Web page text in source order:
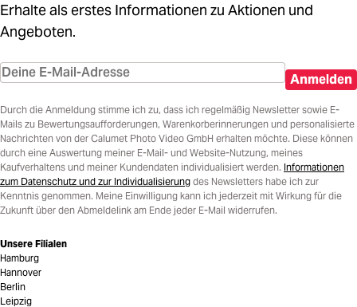
Erhalte als erstes Informationen zu Aktionen und
Angeboten.
Anmelden
Durch die Anmeldung stimme ich zu, dass ich regelmäßig Newsletter sowie E-
Mails zu Bewertungsaufforderungen, Warenkorberinnerungen und personalisierte
Nachrichten von der Calumet Photo Video GmbH erhalten möchte. Diese können
durch eine Auswertung meiner E-Mail- und Website-Nutzung, meines
Kaufverhaltens und meiner Kundendaten individualisiert werden. Informationen
zum Datenschutz und zur Individualisierung des Newsletters habe ich zur
Kenntnis genommen. Meine Einwilligung kann ich jederzeit mit Wirkung für die
Zukunft über den Abmeldelink am Ende jeder E-Mail widerrufen.
Unsere Filialen
Hamburg
Hannover
Berlin
Leipzig